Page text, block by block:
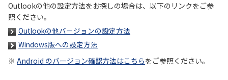
履歴・お気に入り
お知らせ
NTTドコモビジネスのお客さ
工事・故障情報通知
Outlookの他の設定方法をお探しの場合は、以下のリンクをご参
照ください。
Outlookの他バージョンの設定方法
Windows版への設定方法
※ Android のバージョン確認方法はこちらをご参照ください。